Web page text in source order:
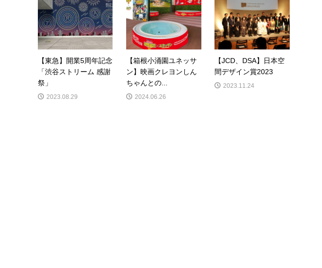
【東急】開業5周年記念
「渋谷ストリーム 感謝
祭」
2023.08.29
【箱根小涌園ユネッサ
ン】映画クレヨンしん
ちゃんとの...
2024.06.26
【JCD、DSA】日本空
間デザイン賞2023
2023.11.24